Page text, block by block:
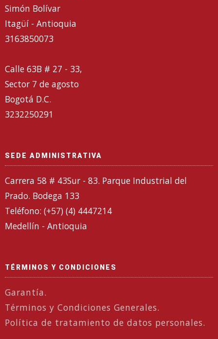
Simón Bolívar
Itagüí - Antioquia
3163850073
Calle 63B # 27 - 33,
Sector 7 de agosto
Bogotá D.C.
3232250291
SEDE ADMINISTRATIVA
Carrera 58 # 43Sur - 83. Parque Industrial del
Prado. Bodega 133
Teléfono: (+57) (4) 4447214
Medellín - Antioquia
TÉRMINOS Y CONDICIONES
Garantía.
Términos y Condiciones Generales.
Política de tratamiento de datos personales.